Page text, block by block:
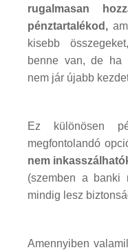
rugalmasan
pénztartalékod,
kisebb
benne van, de ha
nem jár újabb
Ez különösen
megfontolandó
nem
(szemben a banki
mindig lesz
Amennyiben